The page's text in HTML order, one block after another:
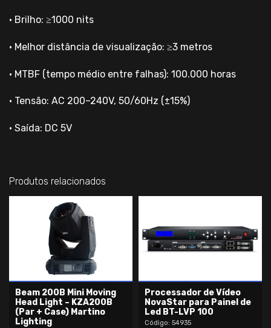
• Brilho: ≥1000 nits
• Melhor distância de visualização: ≥3 metros
• MTBF (tempo médio entre falhas): 100.000 horas
• Tensão: AC 200–240V, 50/60Hz (±15%)
• Saída: DC 5V
Produtos relacionados
Beam 200B Mini Moving
Head Light – KZA200B
(Par + Case) Martino
Lighting
Processador de Vídeo
NovaStar para Painel de
Led BT-LVP 100
Código: 54935